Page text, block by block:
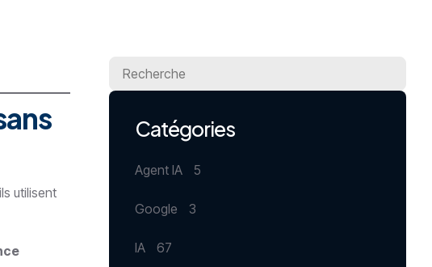
utilisent
Catégories
Agent IA 5
Google 3
IA 67